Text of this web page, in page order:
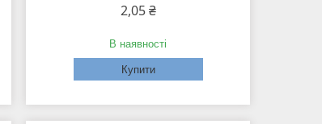
2,05 ₴
В наявності
Купити